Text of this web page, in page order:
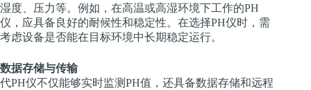
湿度、压力等。例如，在高温或高湿环境下工作的PH
仪，应具备良好的耐候性和稳定性。在选择PH仪时，需
考虑设备是否能在目标环境中长期稳定运行。
数据存储与传输
代PH仪不仅能够实时监测PH值，还具备数据存储和远程